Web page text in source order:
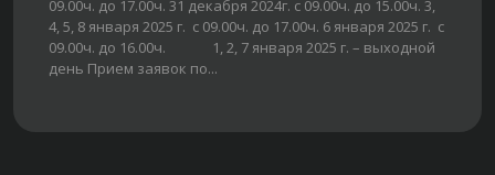
09.00ч. до 17.00ч. 31 декабря 2024г. с 09.00ч. до 15.00ч. 3,
4, 5, 8 января 2025 г. с 09.00ч. до 17.00ч. 6 января 2025 г. с
09.00ч. до 16.00ч. 1, 2, 7 января 2025 г. – выходной
день Прием заявок по...